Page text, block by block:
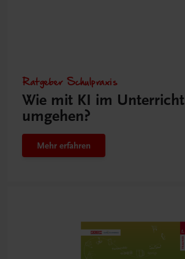
Ratgeber Schulpraxis
Wie mit KI im Unterricht
umgehen?
Mehr erfahren